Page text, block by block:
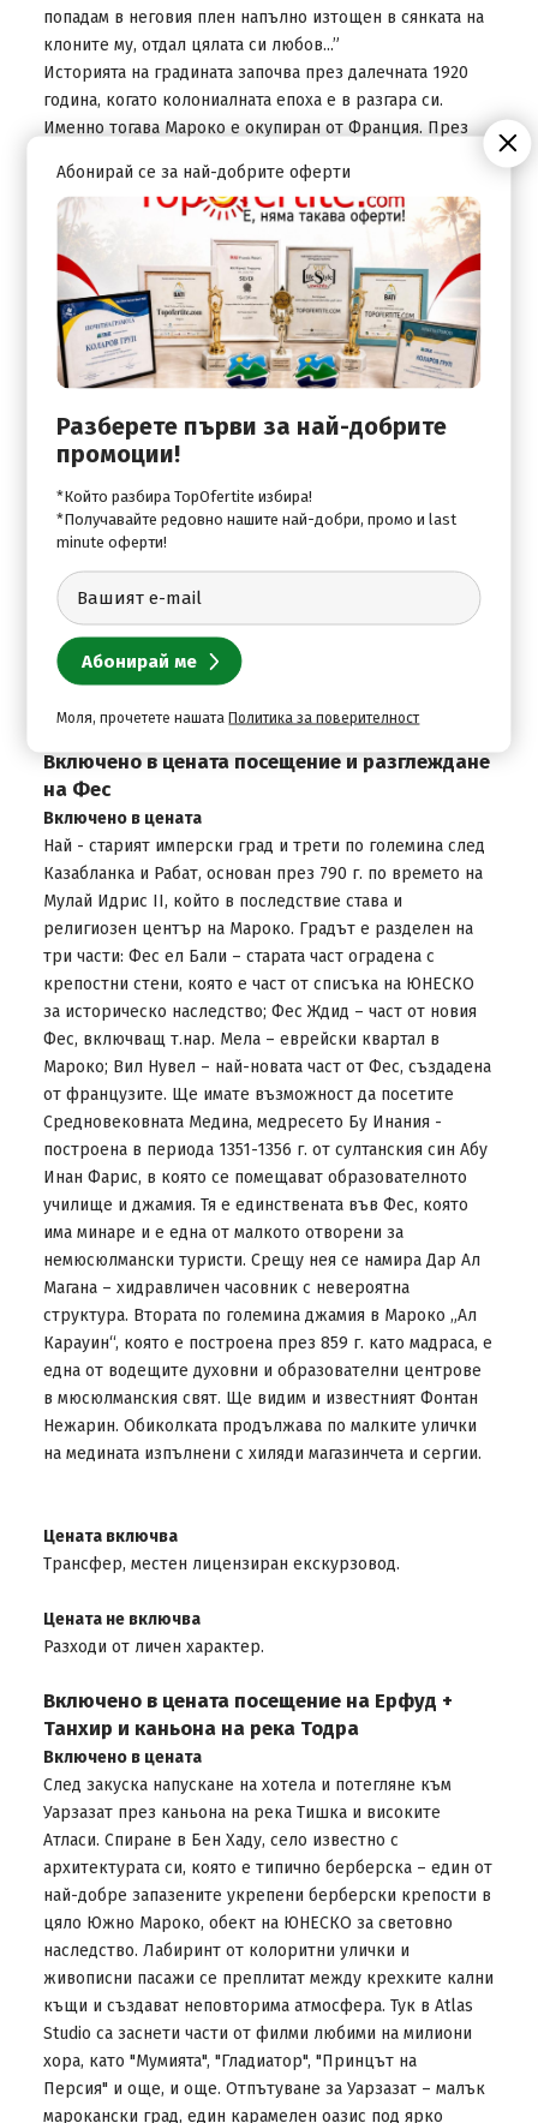
попадам в неговия плен напълно изтощен в сянката на
клоните му, отдал цялата си любов...”
Историята на градината започва през далечната 1920
година, когато колониалната епоха е в разгара си.
Именно тогава Мароко е окупиран от Франция. През
френски художник – Жак Мажорел. Той купува
градината с идеалната цел да й вдъхне нов живот. И
успява - бързи поточета, водни лилии и лотоси,
чуруликащи птици, шумулене на листа, розово ухание
във въздуха,у дивително живи и искрящи цветове
наоколо.
Днес Жак Мажорел е позабравен от историята, но
градината - точно обратното, благодарение на едно
Именно на прочутият дизайнер дължим това прекрасно
малко късче от рая. Той поема стопанисването на
градината през 1980 г., обогатява я, не позволява да
затъне в забвение. По-късно в градината е построен и
малък музей посветен на ислямското изкуство.
Цената включва
трансфер и входна такса.
Цената не включва
разходи от личен характер.
Включено в цената посещение и разглеждане
на Фес
Включено в цената
Най - старият имперски град и трети по големина след
Казабланка и Рабат, основан през 790 г. по времето на
Мулай Идрис II, който в последствие става и
религиозен център на Мароко. Градът е разделен на
три части: Фес ел Бали – старата част оградена с
крепостни стени, която е част от списъка на ЮНЕСКО
за историческо наследство; Фес Ждид – част от новия
Фес, включващ т.нар. Мела – еврейски квартал в
Мароко; Вил Нувел – най-новата част от Фес, създадена
от французите. Ще имате възможност да посетите
Средновековната Медина, медресето Бу Инания -
построена в периода 1351-1356 г. от султанския син Абу
Инан Фарис, в която се помещават образователното
училище и джамия. Тя е единствената във Фес, която
има минаре и е една от малкото отворени за
немюсюлмански туристи. Срещу нея се намира Дар Ал
Магана – хидравличен часовник с невероятна
структура. Втората по големина джамия в Мароко „Ал
Карауин“, която е построена през 859 г. като мадраса, е
една от водещите духовни и образователни центрове
в мюсюлманския свят. Ще видим и известният Фонтан
Нежарин. Обиколката продължава по малките улички
на медината изпълнени с хиляди магазинчета и сергии.
Цената включва
Трансфер, местен лицензиран екскурзовод.
Цената не включва
Разходи от личен характер.
Включено в цената посещение на Ерфуд +
Танхир и каньона на река Тодра
Включено в цената
След закуска напускане на хотела и потегляне към
Уарзазат през каньона на река Тишка и високите
Атласи. Спиране в Бен Хаду, село известно с
архитектурата си, която е типично берберска – един от
най-добре запазените укрепени берберски крепости в
цяло Южно Мароко, обект на ЮНЕСКО за световно
наследство. Лабиринт от колоритни улички и
живописни пасажи се преплитат между крехките кални
къщи и създават неповторима атмосфера. Тук в Atlas
Studio са заснети части от филми любими на милиони
хора, като "Мумията", "Гладиатор", "Принцът на
Персия" и още, и още. Отпътуване за Уарзазат – малък
марокански град, един карамелен оазис под ярко
Абонирай се за най-добрите оферти
Разберете първи за най-добрите
промоции!
*Който разбира TopOfertite избира!
*Получавайте редовно нашите най-добри, промо и last
minute оферти!
Моля, прочетете нашатаПолитика за поверителност